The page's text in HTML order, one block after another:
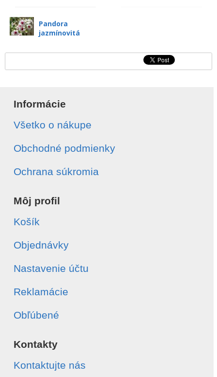
Pandora
jazmínovitá
Informácie
Všetko o nákupe
Obchodné podmienky
Ochrana súkromia
Môj profil
Košík
Objednávky
Nastavenie účtu
Reklamácie
Obľúbené
Kontakty
Kontaktujte nás